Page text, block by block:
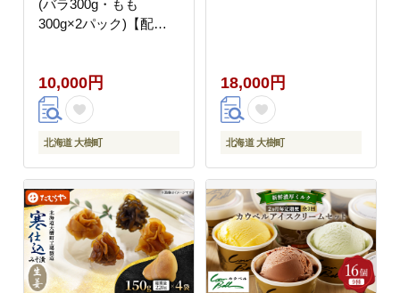
(バラ300g・もも
300g×2パック)【配送
10,000円
北海道 大樹町
18,000円
北海道 大樹町